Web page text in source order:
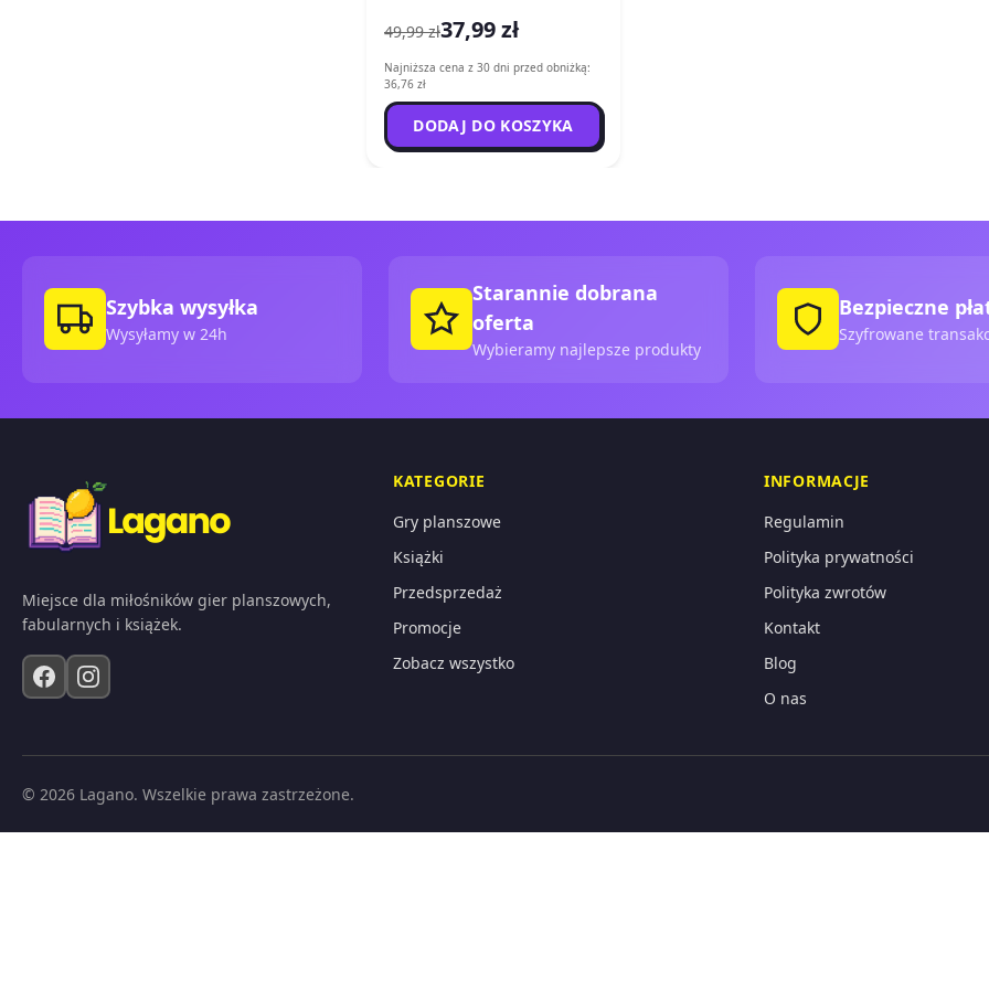
49,99 zł37,99 zł
Najniższa cena z 30 dni przed obniżką:
36,76 zł
DODAJ DO KOSZYKA
Szybka wysyłka
Wysyłamy w 24h
Starannie dobrana
oferta
Wybieramy najlepsze produkty
Bezpieczne
Szyfrowane
Miejsce dla miłośników gier planszowych,
fabularnych i książek.
KATEGORIE
Gry planszowe
Książki
Przedsprzedaż
Promocje
Zobacz wszystko
INFORMACJE
Regulamin
Polityka prywatności
Polityka zwrotów
Kontakt
Blog
O nas
© 2026 Lagano. Wszelkie prawa zastrzeżone.